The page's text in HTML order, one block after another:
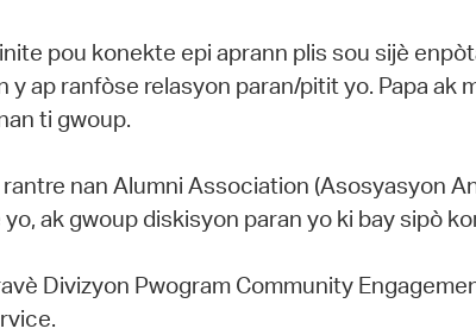
pou konekte epi aprann plis sou sijè
y ap ranfòse relasyon paran/pitit yo. Papa
ti gwoup.
nan Alumni Association (Asosyasyon
ak gwoup diskisyon paran yo ki bay sipò
Divizyon Pwogram Community